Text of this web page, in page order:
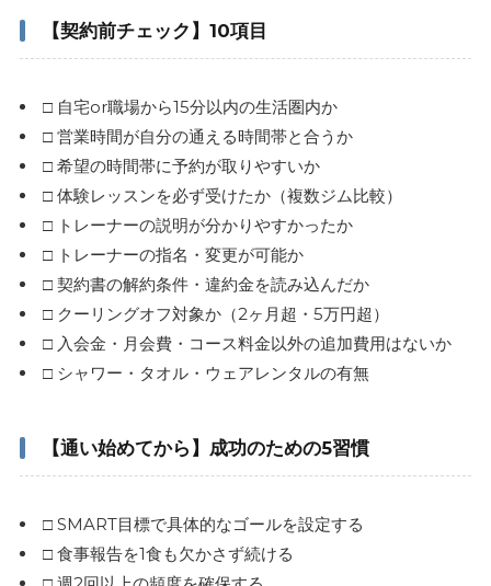
【契約前チェック】10項目
□ 自宅or職場から15分以内の生活圏内か
□ 営業時間が自分の通える時間帯と合うか
□ 希望の時間帯に予約が取りやすいか
□ 体験レッスンを必ず受けたか（複数ジム比較）
□ トレーナーの説明が分かりやすかったか
□ トレーナーの指名・変更が可能か
□ 契約書の解約条件・違約金を読み込んだか
□ クーリングオフ対象か（2ヶ月超・5万円超）
□ 入会金・月会費・コース料金以外の追加費用はないか
□ シャワー・タオル・ウェアレンタルの有無
【通い始めてから】成功のための5習慣
□ SMART目標で具体的なゴールを設定する
□ 食事報告を1食も欠かさず続ける